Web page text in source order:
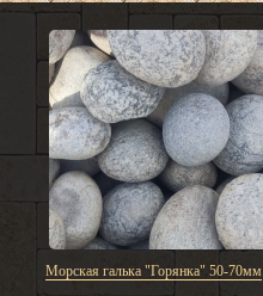
Морская галька "Горянка" 50-70мм